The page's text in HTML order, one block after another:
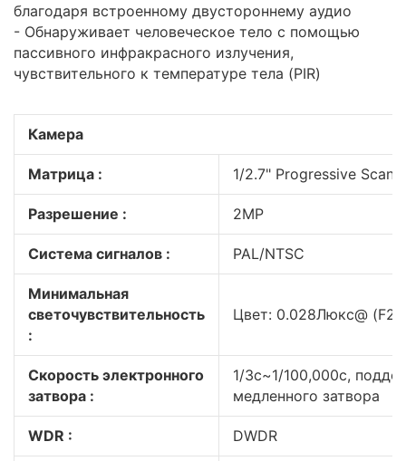
благодаря встроенному двустороннему аудио
- Обнаруживает человеческое тело с помощью
пассивного инфракрасного излучения,
чувствительного к температуре тела (PIR)
Камера
Матрица : 1/2.7" Progressive Scan
Разрешение : 2MP
Система сигналов : PAL/NTSC
Минимальная
светочувствительность
:
Цвет: 0.028Люкс@
Скорость электронного
затвора :
1/3с~1/100,000с,
медленного затвора
WDR : DWDR